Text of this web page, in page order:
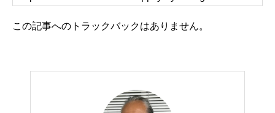
この記事へのトラックバックはありません。